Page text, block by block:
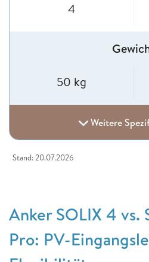
4
50 kg
Weitere
Stand: 20.07.2026
Anker SOLIX 4 vs.
Pro: PV-